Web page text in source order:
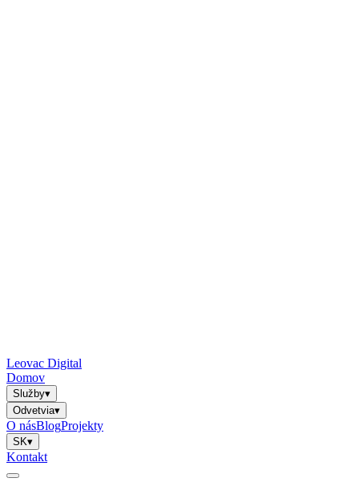
Leovac Digital
Domov
Služby▾
Odvetvia▾
O násBlogProjekty
SK▾
Kontakt